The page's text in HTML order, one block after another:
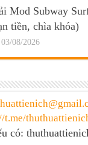
Mod Subway
tiền, chìa khóa)
03/08/2026
t.me/
có: